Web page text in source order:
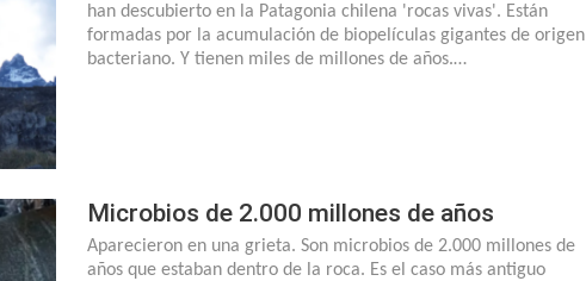
han descubierto en la Patagonia chilena 'rocas vivas'. Están
formadas por la acumulación de biopelículas gigantes de origen
bacteriano. Y tienen miles de millones de años.…
Microbios de 2.000 millones de años
Aparecieron en una grieta. Son microbios de 2.000 millones de
años que estaban dentro de la roca. Es el caso más antiguo